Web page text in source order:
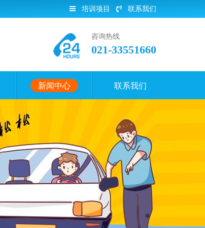
培训项目 联系我们
咨询热线
021-33551660
新闻中心 联系我们